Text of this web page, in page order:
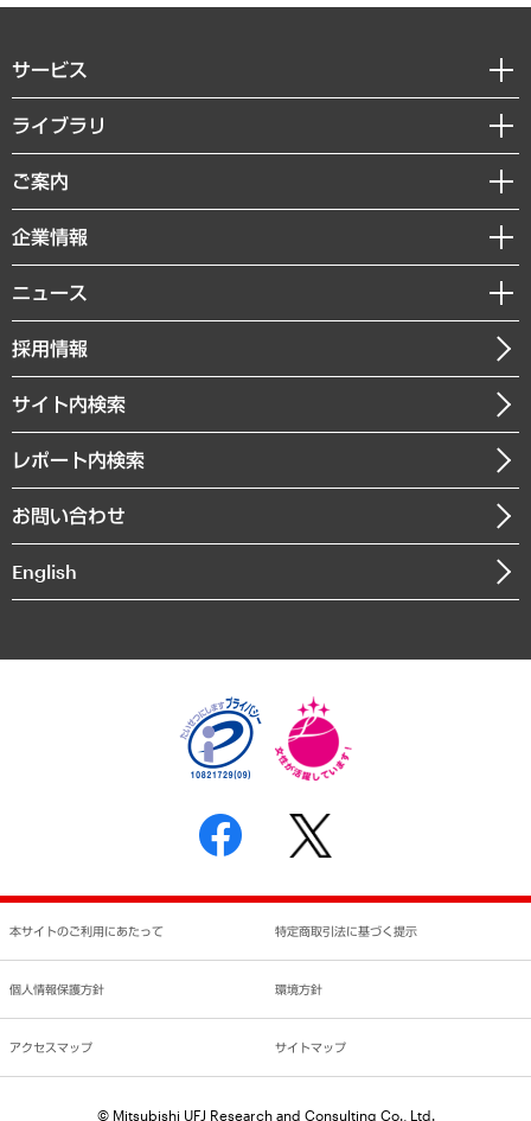
サービス
経営戦略
組織・人事戦略
デジタルイノベーション
共生・ダイバーシティ
GRC（ガバナンス・リスク・コンプライアンス）・防災（政策）
経済・産業・雇用・労働
まちづくり・観光・交通・スポーツ・スマートシティ
自然資源・農林水産業・食料システム
ライブラリ
経済調査
レポート
コラム
経営用語集
受託・受注実績（官公庁関連）
メディア掲載・出演
ご案内
セミナー・イベント情報
MUFGビジネスセミナー
受託案件情報
企業情報
私たちの想い
社長メッセージ
会社概要
沿革
組織図・本部部室紹介
インドネシア現地法人
個人情報保護方針
反社会的勢力に対する基本方針
書面による個人情報の開示等の請求の手続きについて
ニュース
ニュースリリース
お知らせ
採用情報
サイト内検索
レポート内検索
お問い合わせ
English
本サイトのご利用にあたって 特定商取引法に基づく提示
個人情報保護方針 環境方針
アクセスマップ サイトマップ
© Mitsubishi UFJ Research and Consulting Co., Ltd.